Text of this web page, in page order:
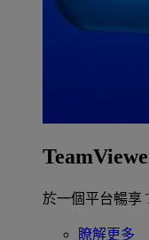
於一個平台暢享
瞭解更多